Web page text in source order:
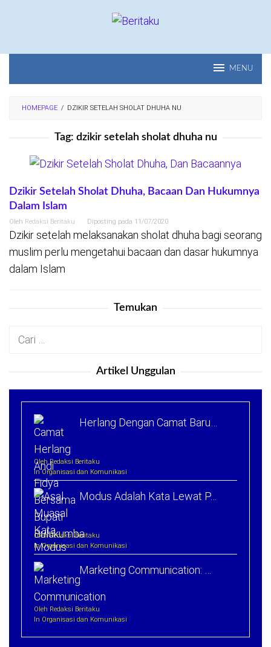
MENU
HOMEPAGE / DZIKIR SETELAH SHOLAT DHUHA NU
Tag: dzikir setelah sholat dhuha nu
Dzikir Setelah Sholat Dhuha, Bacaan Dan Hukumnya
Dalam Islam
Oleh Redaksi Beritaku Diposting pada 11/07/2020
Dzikir setelah melaksanakan sholat dhuha bagi seorang
muslim perlu mengetahui bacaan dan dasar hukumnya
dalam Islam
Temukan
Cari
Artikel Unggulan
Herlang Dengan Camat Baru…
Oleh Redaksi Beritaku
In Organisasi dan Komunikasi
Modus Adalah Kata Lewat P…
Oleh Redaksi Beritaku
In Organisasi dan Komunikasi
Marketing Communication: …
Oleh Redaksi Beritaku
In Organisasi dan Komunikasi